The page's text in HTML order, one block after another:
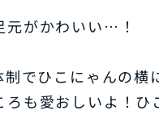
元がかわいい…！
でひこにゃんの
も愛おしいよ！ひ